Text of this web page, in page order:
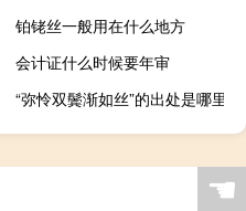
铂铑丝一般用在什么地方
会计证什么时候要年审
“弥怜双鬓渐如丝”的出处是哪里
☚